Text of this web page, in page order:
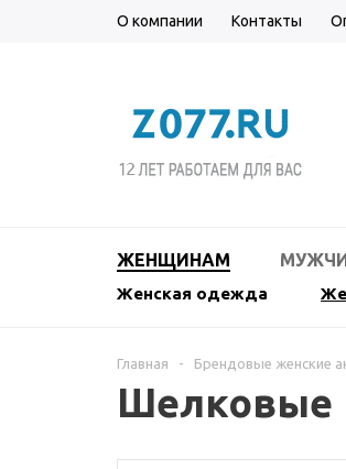
О компании Контакты
ЖЕНЩИНАМ
Женская одежда
Главная - Брендовые женские
Шелковые